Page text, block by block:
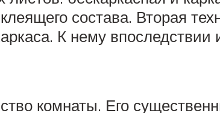
состава. Вторая
К нему
комнаты. Его